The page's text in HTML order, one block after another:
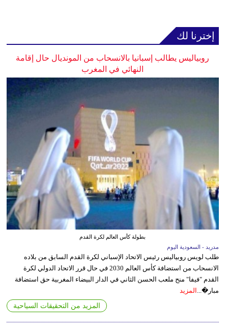
إخترنا لك
روبياليس يطالب إسبانيا بالانسحاب من المونديال حال إقامة
النهائي في المغرب
بطولة كأس العالم لكرة القدم
مدريد - السعودية اليوم
طلب لويس روبياليس رئيس الاتحاد الإسباني لكرة القدم السابق من بلاده
الانسحاب من استضافة كأس العالم 2030 في حال قرر الاتحاد الدولي لكرة
القدم "فيفا" منح ملعب الحسن الثاني في الدار البيضاء المغربية حق استضافة
مبار�...
المزيد
المزيد من التحقيقات السياحية